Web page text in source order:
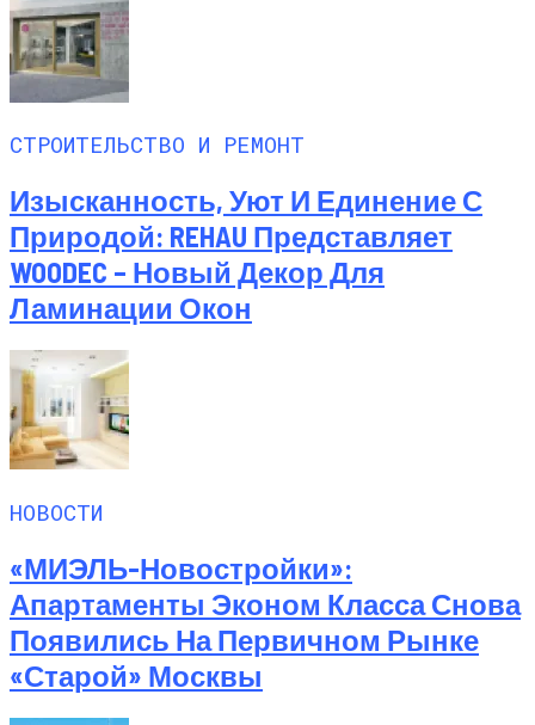
СТРОИТЕЛЬСТВО И РЕМОНТ
Изысканность, Уют И Единение С
Природой: REHAU Представляет
WOODEC – Новый Декор Для
Ламинации Окон
НОВОСТИ
«МИЭЛЬ-Новостройки»:
Апартаменты Эконом Класса Снова
Появились На Первичном Рынке
«старой» Москвы